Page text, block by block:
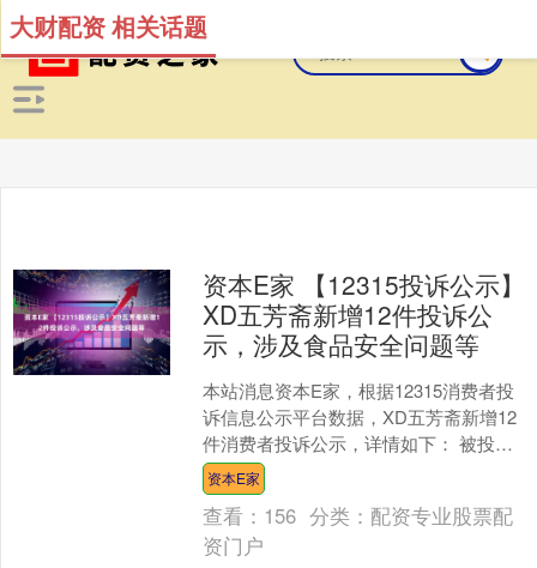
大财配资 相关话题
资本E家 【12315投诉公示】
XD五芳斋新增12件投诉公
示，涉及食品安全问题等
本站消息资本E家，根据12315消费者投
诉信息公示平台数据，XD五芳斋新增12
件消费者投诉公示，详情如下： 被投诉
企业：浙江五芳斋电子商务有限公司投
诉基本信息：....
资本E家
查看： 156 分类： 配资专业股票配
资门户